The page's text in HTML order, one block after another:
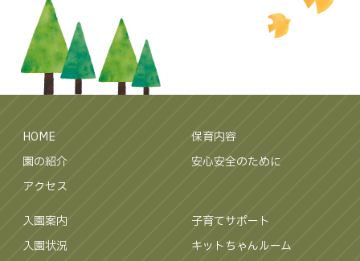
HOME
園の紹介
アクセス
保育内容
安心安全のために
入園案内
入園状況
子育てサポート
キットちゃんルーム